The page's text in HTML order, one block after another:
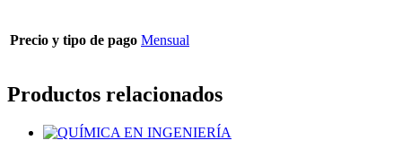
Precio y tipo de pago Mensual
Productos relacionados